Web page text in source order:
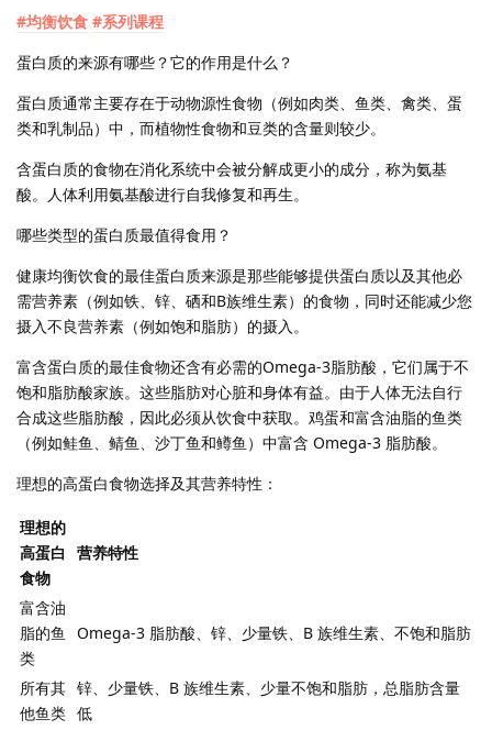
#均衡饮食 #系列课程
蛋白质的来源有哪些？它的作用是什么？
蛋白质通常主要存在于动物源性食物（例如肉类、鱼类、禽类、蛋
类和乳制品）中，而植物性食物和豆类的含量则较少。
含蛋白质的食物在消化系统中会被分解成更小的成分，称为氨基
酸。人体利用氨基酸进行自我修复和再生。
哪些类型的蛋白质最值得食用？
健康均衡饮食的最佳蛋白质来源是那些能够提供蛋白质以及其他必
需营养素（例如铁、锌、硒和B族维生素）的食物，同时还能减少您
摄入不良营养素（例如饱和脂肪）的摄入。
富含蛋白质的最佳食物还含有必需的Omega-3脂肪酸，它们属于不
饱和脂肪酸家族。这些脂肪对心脏和身体有益。由于人体无法自行
合成这些脂肪酸，因此必须从饮食中获取。鸡蛋和富含油脂的鱼类
（例如鲑鱼、鲭鱼、沙丁鱼和鳟鱼）中富含 Omega-3 脂肪酸。
理想的高蛋白食物选择及其营养特性：
理想的
高蛋白
食物
营养特性
富含油
脂的鱼
类
Omega-3 脂肪酸、锌、少量铁、B 族维生素、不饱和脂肪
所有其
他鱼类
锌、少量铁、B 族维生素、少量不饱和脂肪，总脂肪含量
低